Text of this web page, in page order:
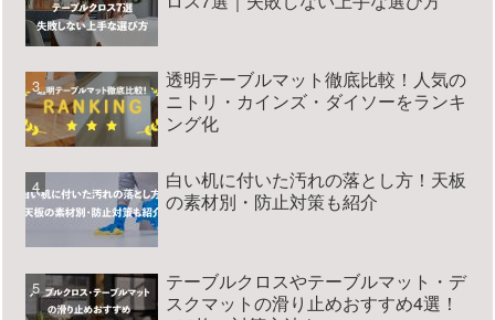
透明テーブルマット徹底比較！人気の
ニトリ・カインズ・ダイソーをランキ
ング化
白い机に付いた汚れの落とし方！天板
の素材別・防止対策も紹介
テーブルクロスやテーブルマット・デ
スクマットの滑り止めおすすめ4選！